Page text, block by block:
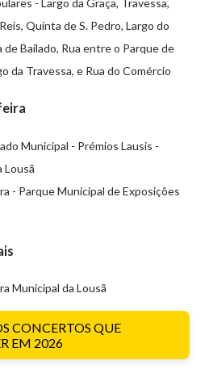
Quinta de S. Pedro, Largo do
de Bailado, Rua entre o Parque de
da Travessa, e Rua do Comércio
Municipal - Prémios Lausis -
Lousã
- Parque Municipal de Exposições
Municipal da Lousã
CONCERTOS QUE
EM 2026